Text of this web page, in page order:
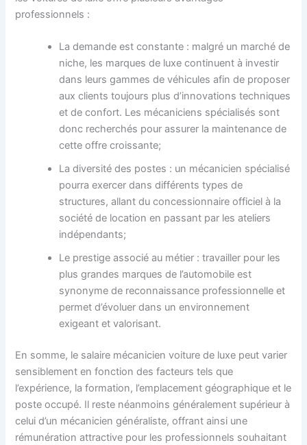
professionnels :
La demande est constante : malgré un marché de
niche, les marques de luxe continuent à investir
dans leurs gammes de véhicules afin de proposer
aux clients toujours plus d’innovations techniques
et de confort. Les mécaniciens spécialisés sont
donc recherchés pour assurer la maintenance de
cette offre croissante;
La diversité des postes : un mécanicien spécialisé
pourra exercer dans différents types de
structures, allant du concessionnaire officiel à la
société de location en passant par les ateliers
indépendants;
Le prestige associé au métier : travailler pour les
plus grandes marques de l’automobile est
synonyme de reconnaissance professionnelle et
permet d’évoluer dans un environnement
exigeant et valorisant.
En somme, le salaire mécanicien voiture de luxe peut varier
sensiblement en fonction des facteurs tels que
l’expérience, la formation, l’emplacement géographique et le
poste occupé. Il reste néanmoins généralement supérieur à
celui d’un mécanicien généraliste, offrant ainsi une
rémunération attractive pour les professionnels souhaitant